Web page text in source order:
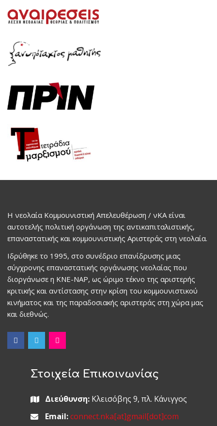
Η νεολαία Κομμουνιστική Απελευθέρωση / νΚΑ είναι
αυτοτελής πολιτική οργάνωση της αντικαπιταλιστικής,
επαναστατικής και κομμουνιστικής Αριστεράς στη νεολαία.
Ιδρύθηκε το 1995, στο συνέδριο επανίδρυσης μιας
σύγχρονης επαναστατικής οργάνωσης νεολαίας που
διοργάνωσε η ΚΝΕ-ΝΑΡ, ως ώριμο τέκνο της αριστερής
κριτικής και αντίστασης στην κρίση του κομμουνιστικού
κινήματος και της παραδοσιακής αριστεράς στη χώρα μας
και διεθνώς.
Στοιχεία Επικοινωνίας
Διεύθυνση:Κλεισόβης 9, πλ. Κάνιγγος
Email: connect.nka[at]gmail[dot]com